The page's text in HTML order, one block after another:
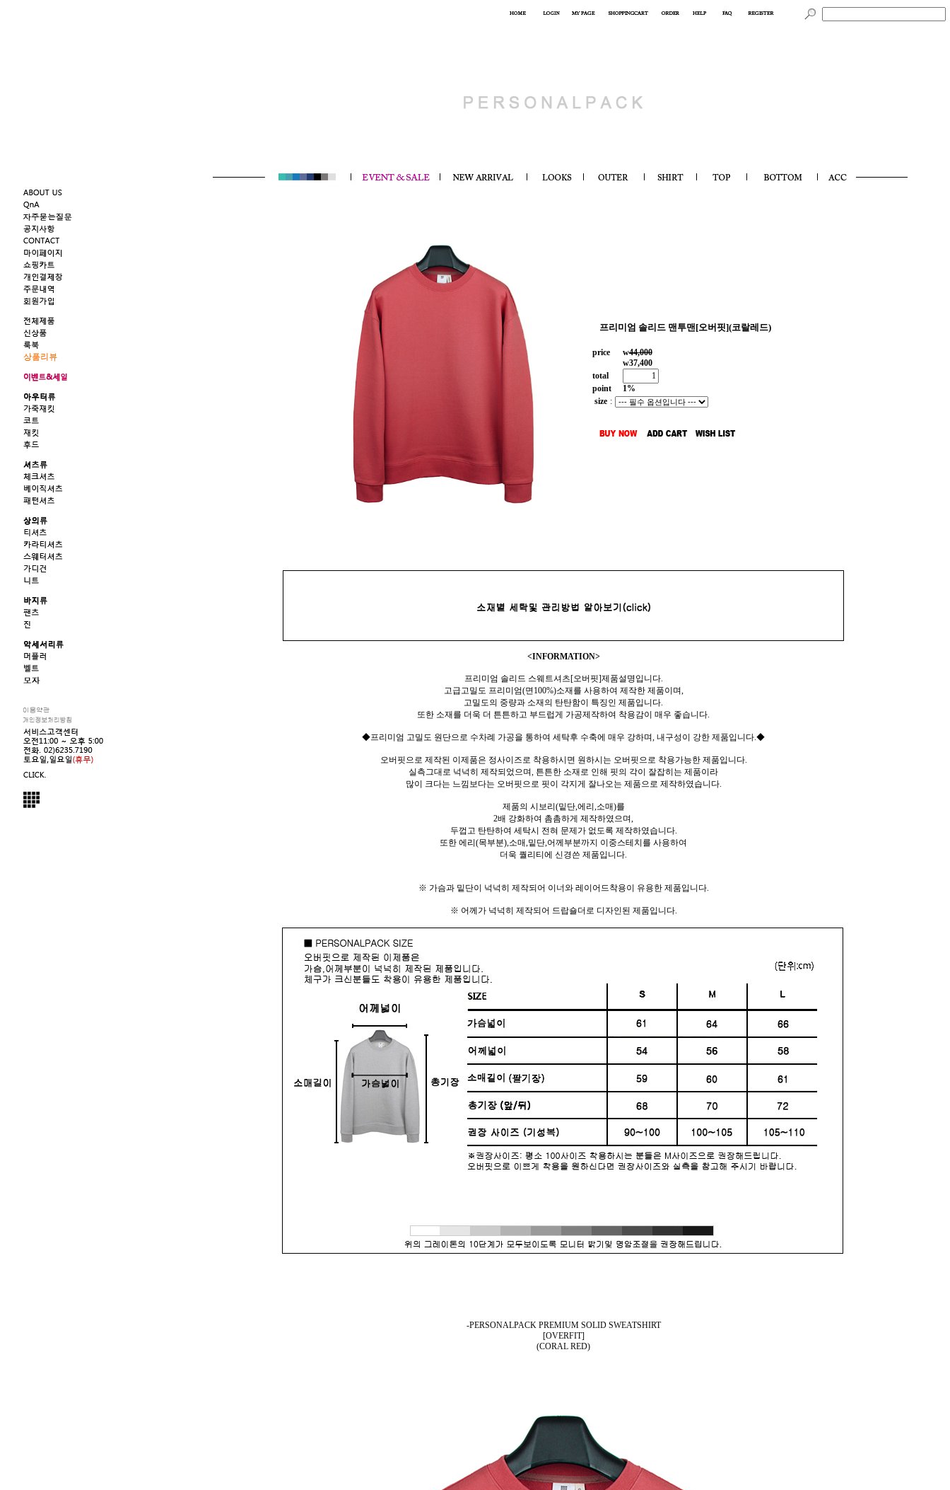
프리미엄 솔리드 맨투맨[오버핏](코랄레드)
price w44,000
w37,400
total
point
1%
size :
<INFORMATION>
프리미엄 솔리드 스웨트셔츠[오버핏]제품설명입니다.
고급고밀도 프리미엄(면100%)소재를 사용하여 제작한 제품이며,
고밀도의 중량과 소재의 탄탄함이 특징인 제품입니다.
또한 소재를 더욱 더 튼튼하고 부드럽게 가공제작하여 착용감이 매우 좋습니다.
◆프리미엄 고밀도 원단으로 수차례 가공을 통하여 세탁후 수축에 매우 강하며, 내구성이 강한 제품입니다.◆
오버핏으로 제작된 이제품은 정사이즈로 착용하시면 원하시는 오버핏으로 착용가능한 제품입니다.
실측그대로 넉넉히 제작되었으며, 튼튼한 소재로 인해 핏의 각이 잘잡히는 제품이라
많이 크다는 느낌보다는 오버핏으로 핏이 각지게 잘나오는 제품으로 제작하였습니다.
제품의 시보리(밑단,에리,소매)를
2배 강화하여 촘촘하게 제작하였으며,
두껍고 탄탄하여 세탁시 전혀 문제가 없도록 제작하였습니다.
또한 에리(목부분),소매,밑단,어께부분까지 이중스테치를 사용하여
더욱 퀄리티에 신경쓴 제품입니다.
※ 가슴과 밑단이 넉넉히 제작되어 이너와 레이어드착용이 유용한 제품입니다.
※ 어께가 넉넉히 제작되어 드랍숄더로 디자인된 제품입니다.
-PERSONALPACK PREMIUM SOLID SWEATSHIRT
[OVERFIT]
(CORAL RED)